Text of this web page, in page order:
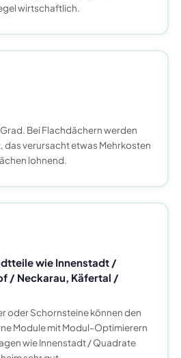
wirtschaftlich.
Bei Flachdächern werden
verursacht etwas Mehrkosten
lohnend.
wie Innenstadt /
/ Neckarau, Käfertal /
oder Schornsteine können den
Module mit Modul-Optimierern
wie Innenstadt / Quadrate